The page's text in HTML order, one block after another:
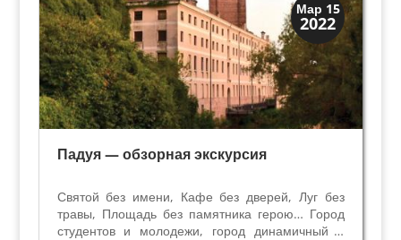
Мар 15
2022
Мантуя и Падуя
Экскурсии
Падуя — обзорная экскурсия
Святой без имени, Кафе без дверей, Луг без
травы, Площадь без памятника герою… Город
студентов и молодежи, город динамичный и